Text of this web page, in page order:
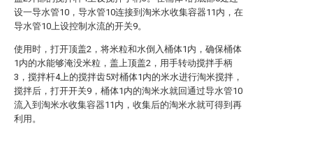
设一导水管10，导水管10连接到淘米水收集容器11内，在
导水管10上设控制水流的开关9。
使用时，打开顶盖2，将米粒和水倒入桶体1内，确保桶体
1内的水能够淹没米粒，盖上顶盖2，用手转动搅拌手柄
3，搅拌杆4上的搅拌齿5对桶体1内的米水进行淘米搅拌，
搅拌后，打开开关9，桶体1内的淘米水就回通过导水管10
流入到淘米水收集容器11内，收集后的淘米水就可得到再
利用。